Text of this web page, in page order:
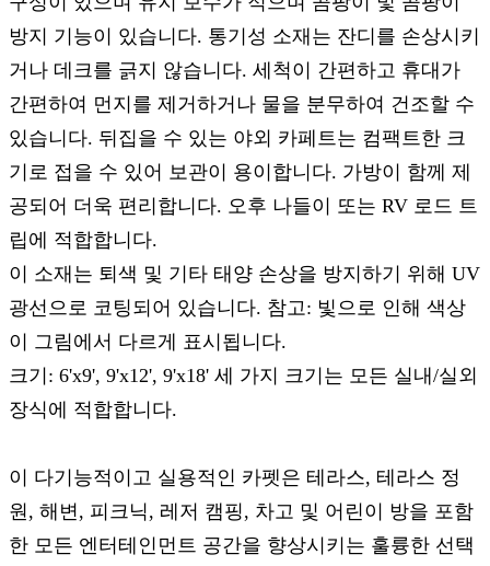
방지 기능이 있습니다. 통기성 소재는 잔디를 손상시키
거나 데크를 긁지 않습니다. 세척이 간편하고 휴대가
간편하여 먼지를 제거하거나 물을 분무하여 건조할 수
있습니다. 뒤집을 수 있는 야외 카페트는 컴팩트한 크
기로 접을 수 있어 보관이 용이합니다. 가방이 함께 제
공되어 더욱 편리합니다. 오후 나들이 또는 RV 로드 트
립에 적합합니다.
이 소재는 퇴색 및 기타 태양 손상을 방지하기 위해 UV
광선으로 코팅되어 있습니다. 참고: 빛으로 인해 색상
이 그림에서 다르게 표시됩니다.
크기: 6'x9', 9'x12', 9'x18' 세 가지 크기는 모든 실내/실외
장식에 적합합니다.
이 다기능적이고 실용적인 카펫은 테라스, 테라스 정
원, 해변, 피크닉, 레저 캠핑, 차고 및 어린이 방을 포함
한 모든 엔터테인먼트 공간을 향상시키는 훌륭한 선택